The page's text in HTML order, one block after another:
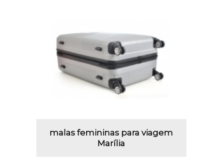
malas femininas para viagem
Marília